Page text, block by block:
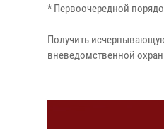
* Первоочередной
Получить
вневедомственной